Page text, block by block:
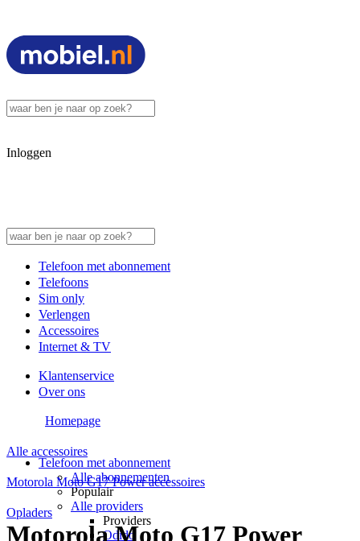
Inloggen
Telefoon met abonnement
Telefoons
Sim only
Verlengen
Accessoires
Internet & TV
Klantenservice
Over ons
Telefoon met abonnement
Alle abonnementen
Populair
Alle providers
Providers
Odido
Homepage
Alle accessoires
Motorola Moto G17 Power accessoires
Opladers
Motorola Moto G17 Power